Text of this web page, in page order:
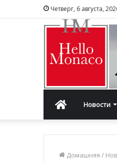
Четверг, 6 августа,
ГлавнаяНовости
Домашняя /